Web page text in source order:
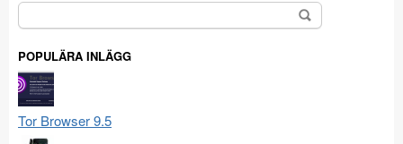
Sök
efter:
POPULÄRA INLÄGG
Tor Browser 9.5